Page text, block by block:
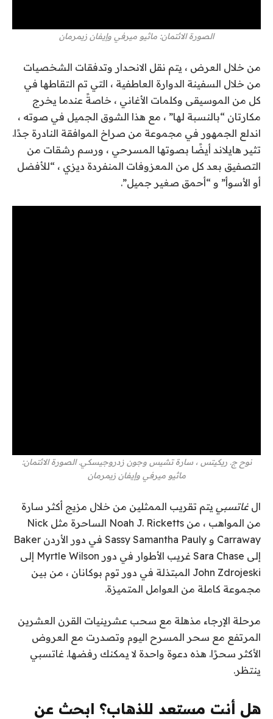
الصورة الائتمان: ماثيو ميرفي وإيفان زيمرمان
من خلال العرض ، يتم نقل الانحدار وتدفقات الشخصيات
من خلال السفينة الدوارة العاطفية ، التي تم التقاطها في
كل من الموسيقى وكلمات الأغاني ، خاصةً عندما يخرج
مكارتان “بالنسبة لها” ، مع هذا الشوق الجميل في صوته ،
اندلع الجمهور في مجموعة من صراخ الموافقة النادرة جدًا.
تثير هايلاند أيضًا بصوتها المسرحي ، ورسم رشقات من
التصفيق بعد كل من المعزوفات المنفردة ديزي ، “للأفضل
أو الأسوأ” و “أحمق صغير جميل”.
نوح ج. ريكيتس ، سارة تشيس وجون زدروجيسكي. الصورة الائتمان:
ماثيو ميرفي وإيفان زيمرمان
ال غاتسبي يتم تقريب الممثلين من خلال مزيج أكثر سارة
من المواهب ، من Noah J. Ricketts الساحرة مثل Nick
Carraway و Sassy Samantha Pauly في دور الأردن Baker
إلى Sara Chase غريب الأطوار في دور Myrtle Wilson إلى
John Zdrojeski المبتذلة في دور توم بوكانان ، من بين
مجموعة كاملة من العوامل المتميزة.
مرحلة الإرجاء مذهلة مع سحب عشرينيات القرن العشرين
المرتفع مع سحر المسرح اليوم وتصدرت مع العروض
الأكثر سحرًا. هذه دعوة واحدة لا يمكنك رفضها. غاتسبي
ينتظر.
هل أنت مستعد للذهاب؟ ابحث عن